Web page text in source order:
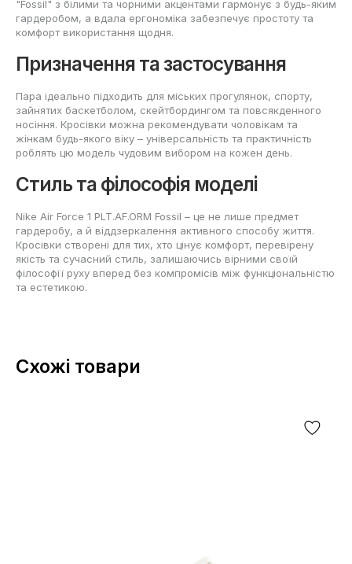
"Fossil" з білими та чорними акцентами гармонує з будь-яким
гардеробом, а вдала ергономіка забезпечує простоту та
комфорт використання щодня.
Призначення та застосування
Пара ідеально підходить для міських прогулянок, спорту,
зайнятих баскетболом, скейтбордингом та повсякденного
носіння. Кросівки можна рекомендувати чоловікам та
жінкам будь-якого віку – універсальність та практичність
роблять цю модель чудовим вибором на кожен день.
Стиль та філософія моделі
Nike Air Force 1 PLT.AF.ORM Fossil – це не лише предмет
гардеробу, а й віддзеркалення активного способу життя.
Кросівки створені для тих, хто цінує комфорт, перевірену
якість та сучасний стиль, залишаючись вірними своїй
філософії руху вперед без компромісів між функціональністю
та естетикою.
Схожі товари